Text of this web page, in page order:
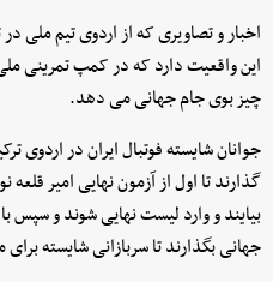
اخبار و تصاویری که از اردوی تیم ملی
این واقعیت دارد که در کمپ تمرینی
چیز بوی جام جهانی می دهد.
جوانان شایسته فوتبال ایران در اردوی
گذارند تا اول از آزمون نهایی امیر
بیایند و وارد لیست نهایی شوند و سپس
جهانی بگذارند تا سربازانی شایسته برای